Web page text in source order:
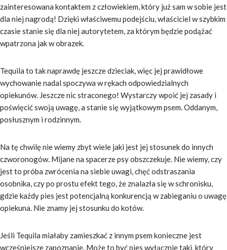
zainteresowana kontaktem z człowiekiem, który już sam w sobie jest
dla niej nagrodą! Dzięki właściwemu podejściu, właściciel w szybkim
czasie stanie się dla niej autorytetem, za którym będzie podążać
wpatrzona jak w obrazek.
Tequila to tak naprawdę jeszcze dzieciak, więc jej prawidłowe
wychowanie nadal spoczywa w rękach odpowiedzialnych
opiekunów. Jeszcze nic straconego! Wystarczy wpoić jej zasady i
poświęcić swoją uwagę, a stanie się wyjątkowym psem. Oddanym,
posłusznym i rodzinnym.
Na tę chwilę nie wiemy zbyt wiele jaki jest jej stosunek do innych
czworonogów. Mijane na spacerze psy obszczekuje. Nie wiemy, czy
jest to próba zwrócenia na siebie uwagi, chęć odstraszania
osobnika, czy po prostu efekt tego, że znalazła się w schronisku,
gdzie każdy pies jest potencjalną konkurencją w zabieganiu o uwagę
opiekuna. Nie znamy jej stosunku do kotów.
Jeśli Tequila miałaby zamieszkać z innym psem konieczne jest
wcześniejsze zapoznanie. Może to być pies wyłącznie taki, który